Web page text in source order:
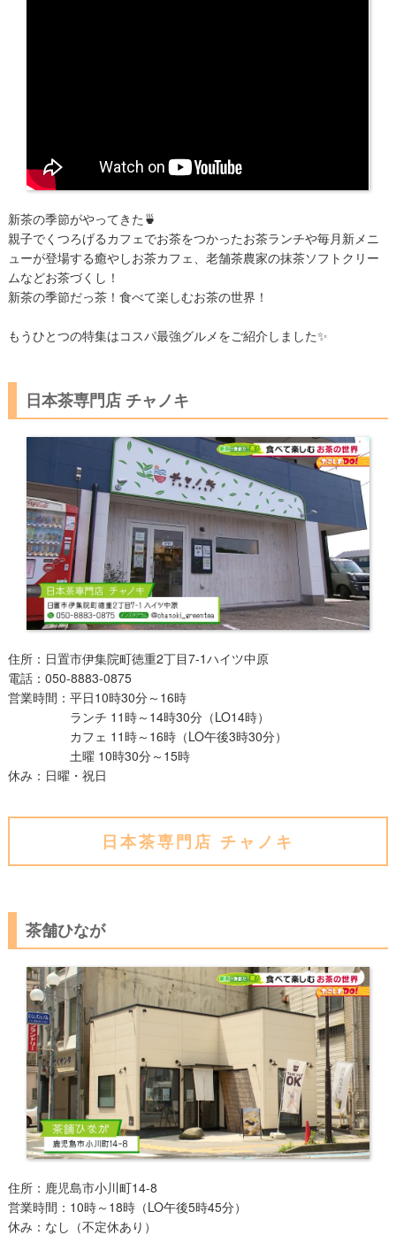
新茶の季節がやってきた🍵
親子でくつろげるカフェでお茶をつかったお茶ランチや毎月新メニ
ューが登場する癒やしお茶カフェ、老舗茶農家の抹茶ソフトクリー
ムなどお茶づくし！
新茶の季節だっ茶！食べて楽しむお茶の世界！
もうひとつの特集はコスパ最強グルメをご紹介しました✨
日本茶専門店 チャノキ
住所：日置市伊集院町徳重2丁目7-1ハイツ中原
電話：050-8883-0875
営業時間：平日10時30分～16時
ランチ 11時～14時30分（LO14時）
カフェ 11時～16時（LO午後3時30分）
土曜 10時30分～15時
休み：日曜・祝日
日本茶専門店 チャノキ
茶舗ひなが
住所：鹿児島市小川町14-8
営業時間：10時～18時（LO午後5時45分）
休み：なし（不定休あり）